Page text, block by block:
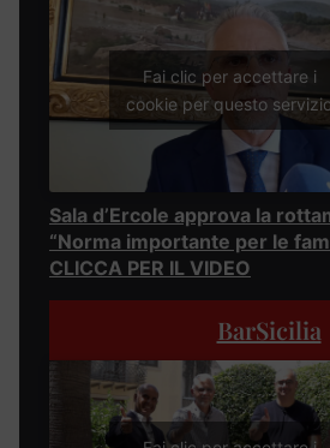
Fai clic per accettare i
cookie per questo
Sala d’Ercole approva la
“Norma importante per le
CLICCA PER IL VIDEO
BarSicilia